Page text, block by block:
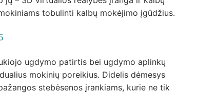
tobulinti kalbų mokėjimo įgūdžius.
ugdymo patirtis bei ugdymo aplinkų
mokinių poreikius. Didelis dėmesys
stebėsenos įrankiams, kurie ne tik